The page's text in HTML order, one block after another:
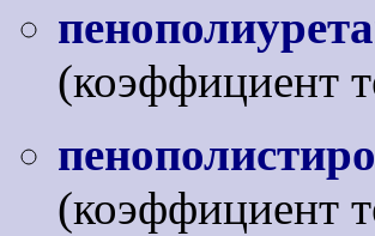
(коэффициент
(коэффициент